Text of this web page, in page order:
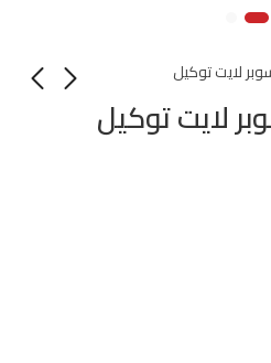
لايت توكيل
لايت توكيل